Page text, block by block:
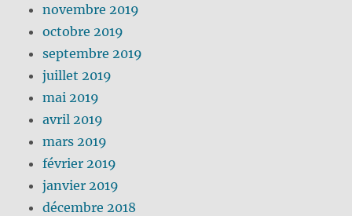
novembre 2019
octobre 2019
septembre 2019
juillet 2019
mai 2019
avril 2019
mars 2019
février 2019
janvier 2019
décembre 2018